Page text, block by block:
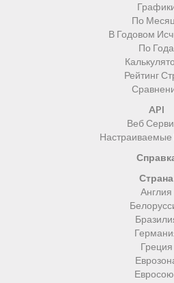
По
В Годовом
По
Рейтинг
API
Веб
Настраиваемые
Страна
Англия
Греция